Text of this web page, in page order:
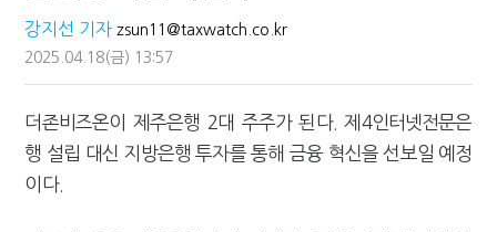
내 지분만 봤다간 낭패…주식 양도세 추징 부른 '3가지 실수'
김밥엔 어떤 술 어울릴까?…국세청이 K-푸드 꺼낸 까닭
"세무플랫폼 문제 해결될 것"…세무사회 진단, 왜
강지선 기자 zsun11@taxwatch.co.kr
2025.04.18(금) 13:57
더존비즈온이 제주은행 2대 주주가 된다. 제4인터넷전문은
행 설립 대신 지방은행 투자를 통해 금융 혁신을 선보일 예정
이다.